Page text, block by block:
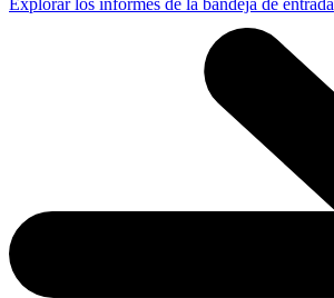
Explorar los informes de la bandeja de entrada